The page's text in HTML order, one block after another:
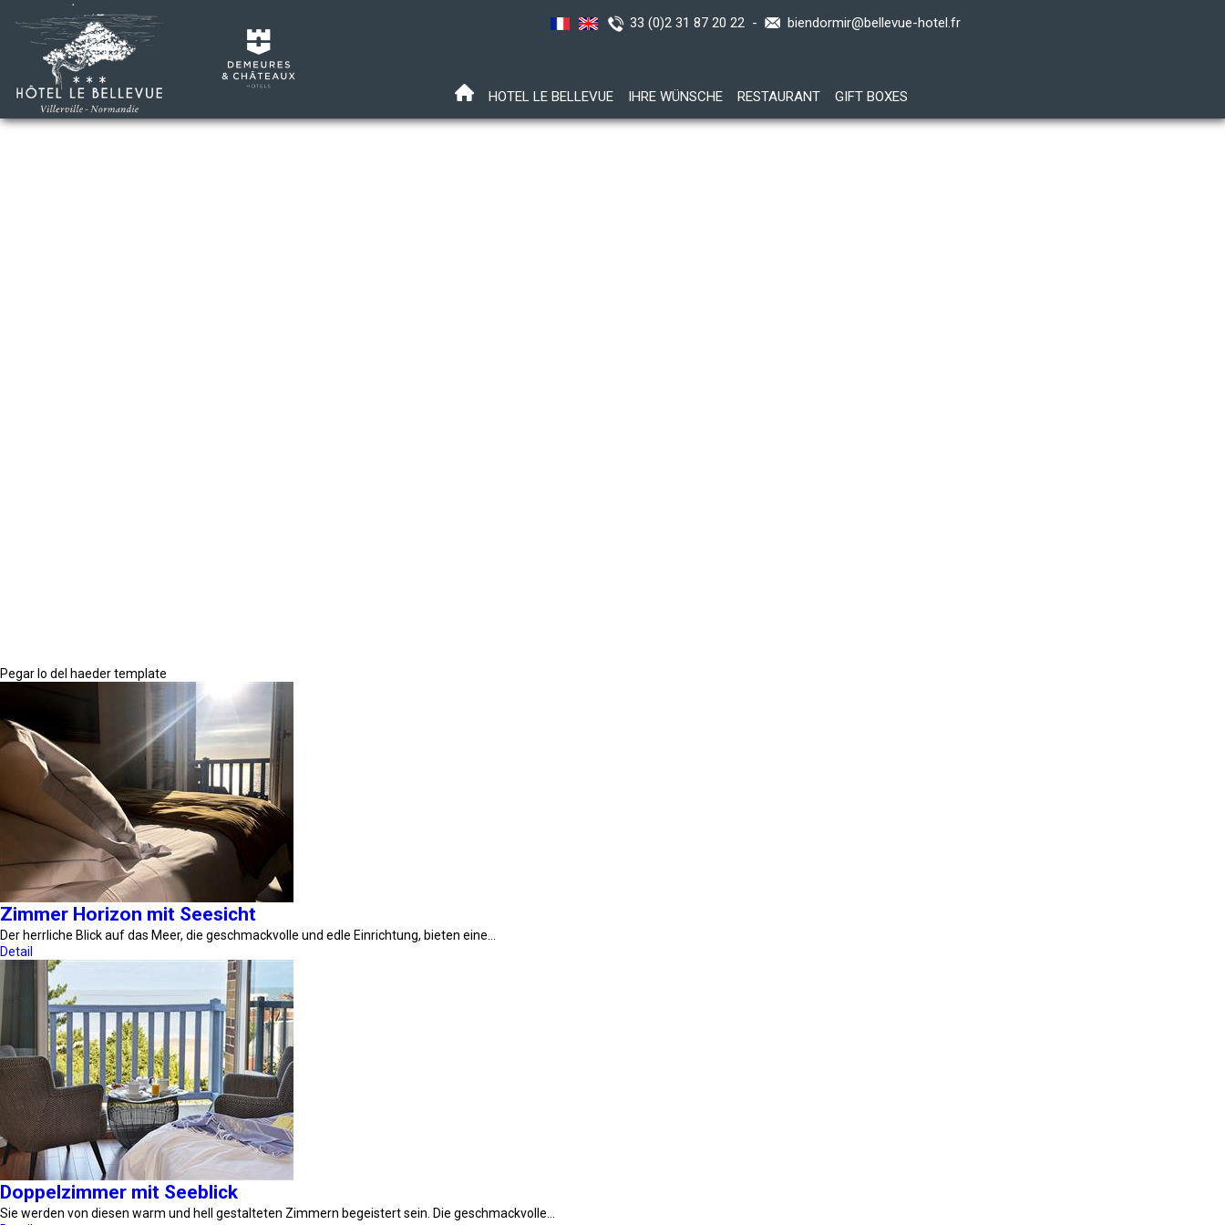
biendormir@bellevue-hotel.fr
33 (0)2 31 87 20 22 -
HOTEL LE BELLEVUE IHRE WÜNSCHE RESTAURANT GIFT BOXES
Pegar lo del haeder template
Zimmer Horizon mit Seesicht
Der herrliche Blick auf das Meer, die geschmackvolle und edle Einrichtung, bieten eine…
Detail
Doppelzimmer mit Seeblick
Sie werden von diesen warm und hell gestalteten Zimmern begeistert sein. Die geschmackvolle…